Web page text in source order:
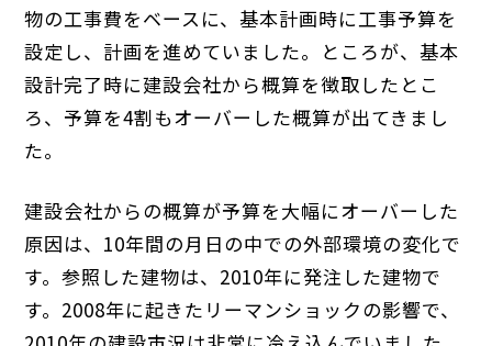
物の工事費をベースに、基本計画時に工事予算を
設定し、計画を進めていました。ところが、基本
設計完了時に建設会社から概算を徴取したとこ
ろ、予算を4割もオーバーした概算が出てきまし
た。
建設会社からの概算が予算を大幅にオーバーした
原因は、10年間の月日の中での外部環境の変化で
す。参照した建物は、2010年に発注した建物で
す。2008年に起きたリーマンショックの影響で、